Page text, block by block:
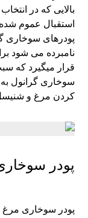
بالایی که در
استقبال عموم
پودرهای سوخاری
نامبرده می شود
قرار میگیرد که
سوخاری گرانول
کردن مرغ و
پودر
پودر سوخاری مرغ